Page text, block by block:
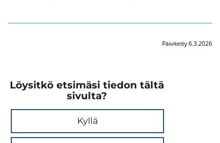
Päivitetty 6.3.2026
Löysitkö etsimäsi tiedon tältä
sivulta?
Kyllä